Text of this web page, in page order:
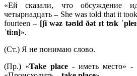
«Ей сказали, что обсуждение
четырнадцать– She was told that it
fourteen – [ʃi wəz təʊld ðət ɪt tʊk
ˈti:n]».
(Ст.) Я не понимаю слово.
(Пр.) «Take place - иметь место» -